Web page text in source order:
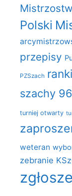
Polski
przepisy
PZSzach
szachy
turniej otwarty
weteran
zebranie